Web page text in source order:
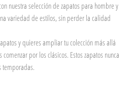
nuestra selección de zapatos para hombre y
variedad de estilos, sin perder la calidad
y quieres ampliar tu colección más allá
por los clásicos. Estos zapatos nunca
temporadas.